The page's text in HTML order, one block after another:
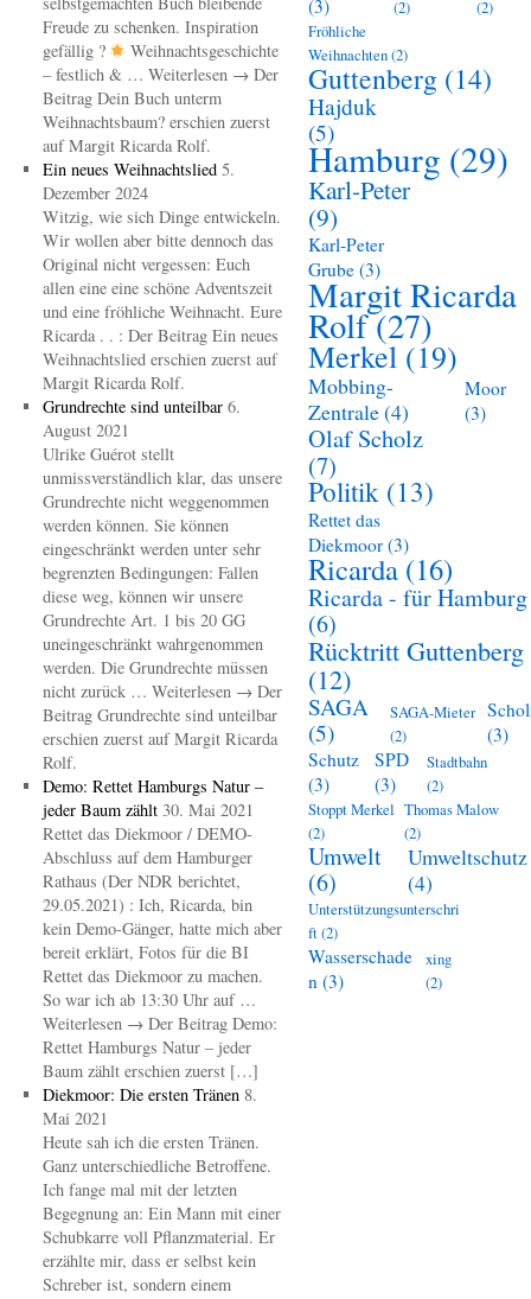
Freude zu schenken. Inspiration
gefällig ?
Weihnachtsgeschichte
– festlich & … Weiterlesen → Der
Beitrag Dein Buch unterm
Weihnachtsbaum? erschien zuerst
auf Margit Ricarda Rolf.
Ein neues Weihnachtslied 5.
Dezember 2024
Witzig, wie sich Dinge entwickeln.
Wir wollen aber bitte dennoch das
Original nicht vergessen: Euch
allen eine eine schöne Adventszeit
und eine fröhliche Weihnacht. Eure
Ricarda . . : Der Beitrag Ein neues
Weihnachtslied erschien zuerst auf
Margit Ricarda Rolf.
Grundrechte sind unteilbar 6.
August 2021
Ulrike Guérot stellt
unmissverständlich klar, das unsere
Grundrechte nicht weggenommen
werden können. Sie können
eingeschränkt werden unter sehr
begrenzten Bedingungen: Fallen
diese weg, können wir unsere
Grundrechte Art. 1 bis 20 GG
uneingeschränkt wahrgenommen
werden. Die Grundrechte müssen
nicht zurück … Weiterlesen → Der
Beitrag Grundrechte sind unteilbar
erschien zuerst auf Margit Ricarda
Rolf.
Demo: Rettet Hamburgs Natur –
jeder Baum zählt 30. Mai 2021
Rettet das Diekmoor / DEMO-
Abschluss auf dem Hamburger
Rathaus (Der NDR berichtet,
29.05.2021) : Ich, Ricarda, bin
kein Demo-Gänger, hatte mich aber
bereit erklärt, Fotos für die BI
Rettet das Diekmoor zu machen.
So war ich ab 13:30 Uhr auf …
Weiterlesen → Der Beitrag Demo:
Rettet Hamburgs Natur – jeder
Baum zählt erschien zuerst […]
Diekmoor: Die ersten Tränen 8.
Mai 2021
Heute sah ich die ersten Tränen.
Ganz unterschiedliche Betroffene.
Ich fange mal mit der letzten
Begegnung an: Ein Mann mit einer
Schubkarre voll Pflanzmaterial. Er
erzählte mir, dass er selbst kein
Schreber ist, sondern einem
(3) (2)
(2)
Fröhliche
Weihnachten(2)
Guttenberg (14)
Hajduk
(5)
Hamburg (29)
Karl-Peter
(9)
Karl-Peter
Grube (3)
Margit Ricarda
Rolf(27)
Merkel (19)
Mobbing-
Zentrale(4)
Moor
(3)
Olaf Scholz
(7)
Politik (13)
Rettet das
Diekmoor (3)
Ricarda (16)
Ricarda - für Hamburg
(6)
Rücktritt Guttenberg
(12)
SAGA
(5)
SAGA-Mieter
(2)
(3)
Schutz
(3)
SPD
(3)
Stadtbahn
(2)
Stoppt Merkel
(2)
Thomas Malow
(2)
Umwelt
(6)
Umweltschutz
(4)
Unterstützungsunterschri
ft(2)
Wasserschade
n (3)
xing
(2)